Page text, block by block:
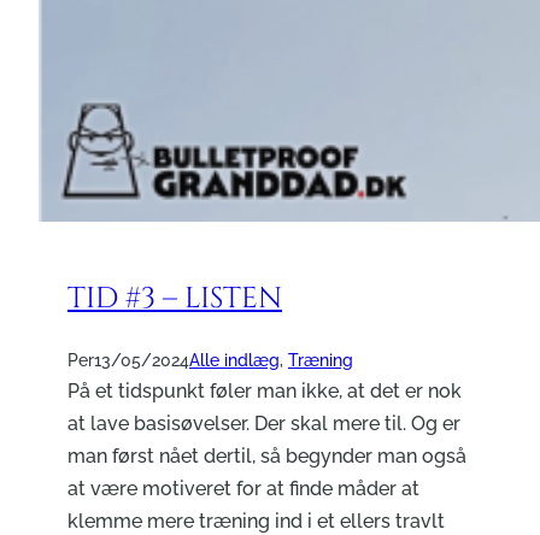
TID #3 – LISTEN
Per13/05/2024Alle indlæg, Træning
På et tidspunkt føler man ikke, at det er nok
at lave basisøvelser. Der skal mere til. Og er
man først nået dertil, så begynder man også
at være motiveret for at finde måder at
klemme mere træning ind i et ellers travlt